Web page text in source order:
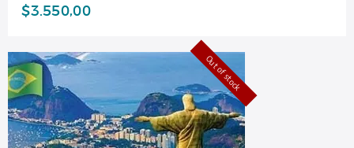
$3.550,00
Out of stock